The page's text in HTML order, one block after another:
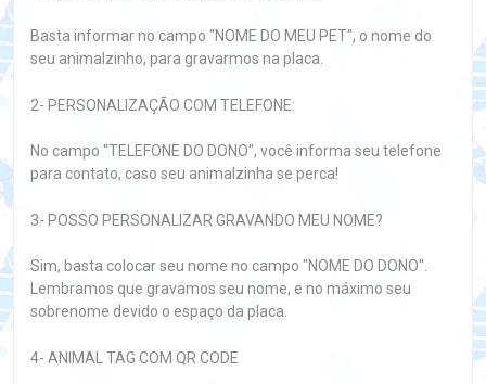
Basta informar no campo "NOME DO MEU PET", o nome do
seu animalzinho, para gravarmos na placa.
2- PERSONALIZAÇÃO COM TELEFONE:
No campo "TELEFONE DO DONO", você informa seu telefone
para contato, caso seu animalzinha se perca!
3- POSSO PERSONALIZAR GRAVANDO MEU NOME?
Sim, basta colocar seu nome no campo "NOME DO DONO".
Lembramos que gravamos seu nome, e no máximo seu
sobrenome devido o espaço da placa.
4- ANIMAL TAG COM QR CODE